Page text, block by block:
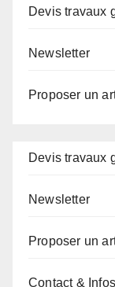
Devis travaux
Newsletter
Proposer un
Devis travaux
Newsletter
Proposer un
Contact & Infos